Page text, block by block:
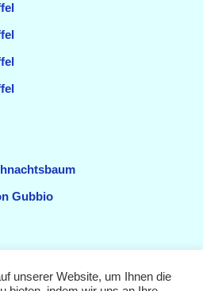
Gubbio
unserer Website, um Ihnen die